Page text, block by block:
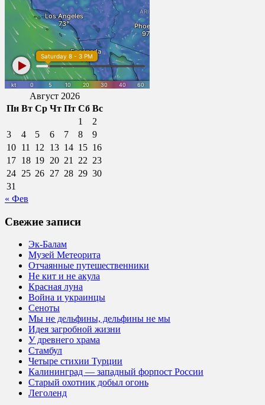
Август 2026
Пн Вт Ср Чт Пт Сб Вс
1
2
3
4 5 6 7 8
9
10 11 12 13 14 15 16
17 18 19 20 21 22 23
24 25 26 27 28 29 30
31
« Фев
Свежие записи
Эк-Балам
Музей Метеорита
Отчаянные путешественники
Не кит и не акула
Красная луна
Война и украинцы
Сеноты
Мы не дельфины, дельфины не мы
Идея загробной жизни
У древнего храма
Стамбул
Четыре стихии Турции
Калининград — западный форпост России
Старый охотник добыл огонь
Леголенд